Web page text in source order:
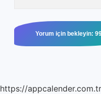
https://appcalender.com.tr